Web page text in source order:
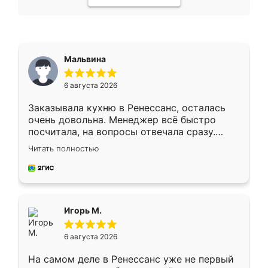
Мальвина
6 августа 2026
Заказывала кухню в Ренессанс, осталась
очень довольна. Менеджер всё быстро
посчитала, на вопросы отвечала сразу.
Замерщик приехал в субботу, подошёл к
делу со всей ответственностью. Собрали
за день, ребята работали аккуратно, даже
Читать полностью
Игорь М.
6 августа 2026
На самом деле в Ренессанс уже не первый